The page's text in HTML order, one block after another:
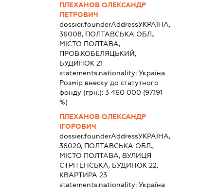
ПЛЕХАНОВ ОЛЕКСАНДР
ПЕТРОВИЧ
dossier.founderAddressУКРАЇНА,
36008, ПОЛТАВСЬКА ОБЛ.,
МІСТО ПОЛТАВА,
ПРОВ.КОБЕЛЯЦЬКИЙ,
БУДИНОК 21
statements.nationality:Україна
Розмір внеску до статутного
фонду (грн.):3 460 000 (97.191
%)
ПЛЕХАНОВ ОЛЕКСАНДР
ІГОРОВИЧ
dossier.founderAddressУКРАЇНА,
36020, ПОЛТАВСЬКА ОБЛ.,
МІСТО ПОЛТАВА, ВУЛИЦЯ
СТРІТЕНСЬКА, БУДИНОК 22,
КВАРТИРА 23
statements.nationality:Україна